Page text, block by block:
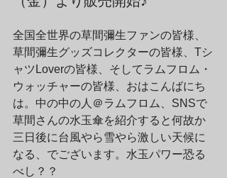
全国全世界の草間彌生ファンの皆様、
草間彌生グッズコレクターの皆様、Tシ
ャツLoverの皆様、そしてラムフロム・
ウォッチャーの皆様、おはこんばにち
は。中の中の人＠ラムフロム、SNSで
草間さんの水玉傘を紹介すると何故か
三日後に台風やら雪やら激しい天候に
なる、でございます。水玉パワー恐る
べし？？